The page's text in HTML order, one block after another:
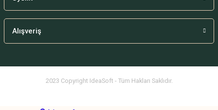
Alışveriş
2023 Copyright IdeaSoft - Tüm Hakları Saklıdır.